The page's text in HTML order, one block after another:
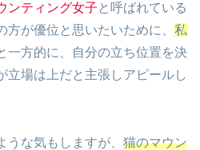
ンティング女子 と呼ばれている
方が優位と思いたいために、 私
一方的に、自分の立ち位置を決
立場は上だと主張しアピールし
うな気もしますが、 猫のマウン